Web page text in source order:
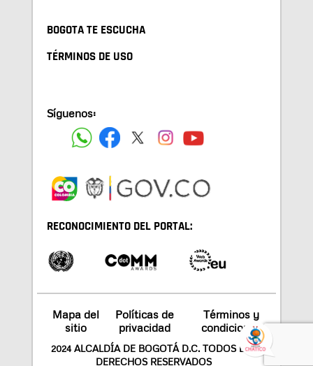
BOGOTA TE ESCUCHA
TÉRMINOS DE USO
Síguenos:
RECONOCIMIENTO DEL PORTAL:
Mapa del
sitio
Políticas de
privacidad
Términos y
condiciones
2024 ALCALDÍA DE BOGOTÁ D.C. TODOS LOS
DERECHOS RESERVADOS